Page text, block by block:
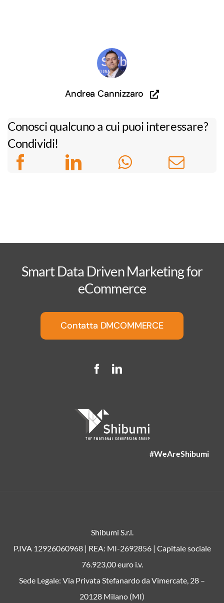
Andrea Cannizzaro
Conosci qualcuno a cui puoi interessare?
Condividi!
Smart Data Driven Marketing for
eCommerce
Contatta DMCOMMERCE
#WeAreShibumi
Shibumi S.r.l.
P.IVA 12926060968 | REA: MI-2692856 | Capitale sociale
76.923,00 euro i.v.
Sede Legale: Via Privata Stefanardo da Vimercate, 28 –
20128 Milano (MI)